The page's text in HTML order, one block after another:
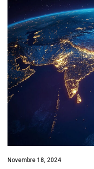
Novembre 18, 2024